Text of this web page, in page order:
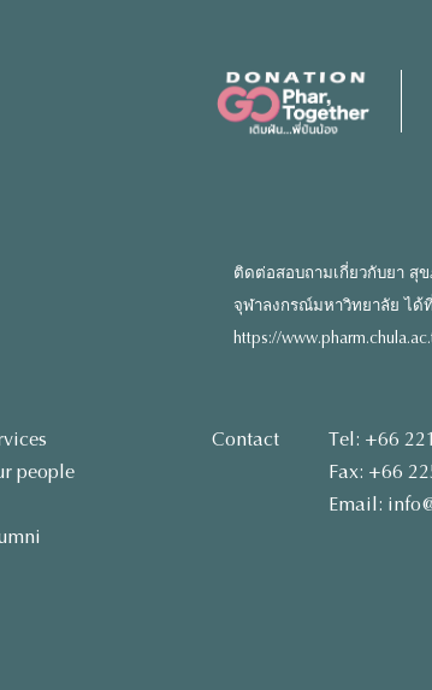
ติดต่อสอบถามเกี่ยวกับยา สุ
จุฬาลงกรณ์มหาวิทยาลัย ได้ที่
https://
people
Contact
Tel: +66
Fax: +66
Email: